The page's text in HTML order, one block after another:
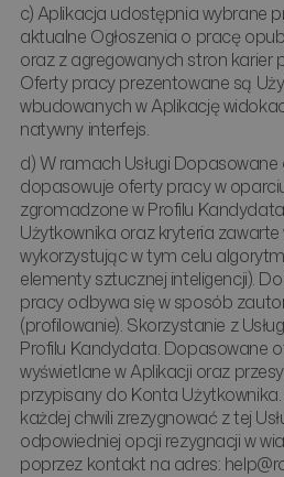
c) Aplikacja udostępnia wybrane
aktualne Ogłoszenia o pracę
oraz z agregowanych stron karier
Oferty pracy prezentowane są
wbudowanych w Aplikację
natywny interfejs.
d) W ramach Usługi
dopasowuje oferty pracy w
zgromadzone w Profilu
Użytkownika oraz kryteria
wykorzystując w tym celu
elementy sztucznej inteligencji).
pracy odbywa się w sposób
(profilowanie). Skorzystanie z
Profilu Kandydata. Dopasowane
wyświetlane w Aplikacji oraz
przypisany do Konta
każdej chwili zrezygnować z tej
odpowiedniej opcji rezygnacji w
poprzez kontakt na adres: